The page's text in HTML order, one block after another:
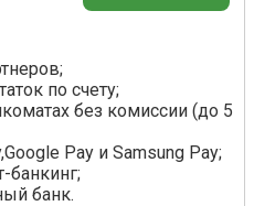
по счету;
без комиссии (до 5
Pay и Samsung Pay;
банкинг;
банк.